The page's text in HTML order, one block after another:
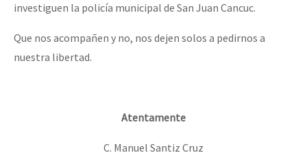
investiguen la policía municipal de San Juan Cancuc.
Que nos acompañen y no, nos dejen solos a pedirnos a
nuestra libertad.
Atentamente
C. Manuel Santiz Cruz